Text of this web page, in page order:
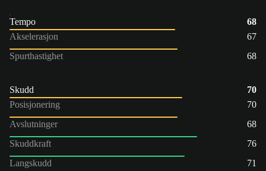
Tempo
68
Akselerasjon
67
Spurthastighet
68
Skudd
70
Posisjonering
70
Avslutninger
68
Skuddkraft
76
Langskudd
71